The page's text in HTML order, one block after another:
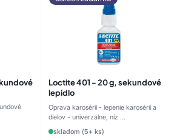
Loctite 401 - 20 g, sekundové
lepidlo
Oprava karosérií - lepenie karosérií a
dielov - univerzálne, níz ...
skladom (5+ ks)